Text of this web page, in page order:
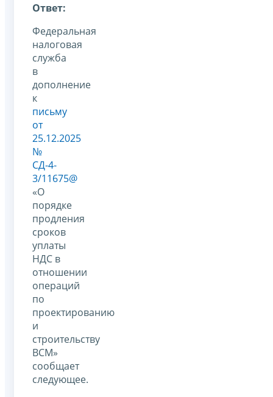
Ответ:
Федеральная
налоговая
служба
в
дополнение
к
письму
от
25.12.2025
№
СД-4-
3/11675@
«О
порядке
продления
сроков
уплаты
НДС в
отношении
операций
по
проектированию
и
строительству
ВСМ»
сообщает
следующее.